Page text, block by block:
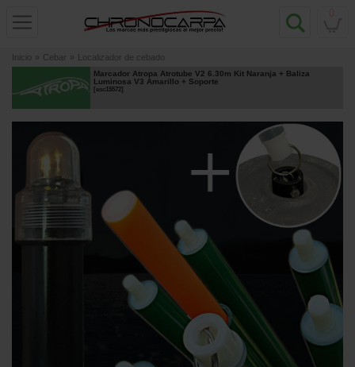
Inicio » Cebar » Localizador de cebado
Marcador Atropa Atrotube V2 6.30m Kit Naranja + Baliza
Luminosa V3 Amarillo + Soporte
[esc15572]